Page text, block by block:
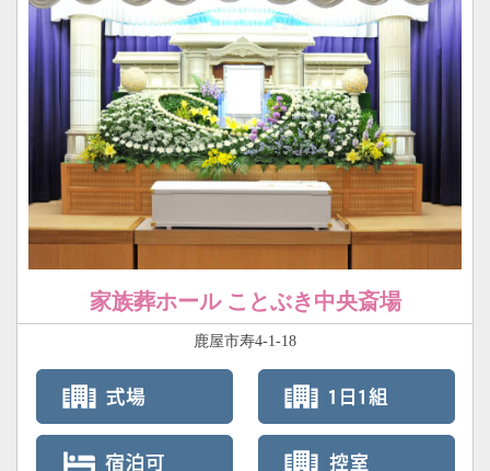
家族葬ホール ことぶき中央斎場
鹿屋市寿4-1-18